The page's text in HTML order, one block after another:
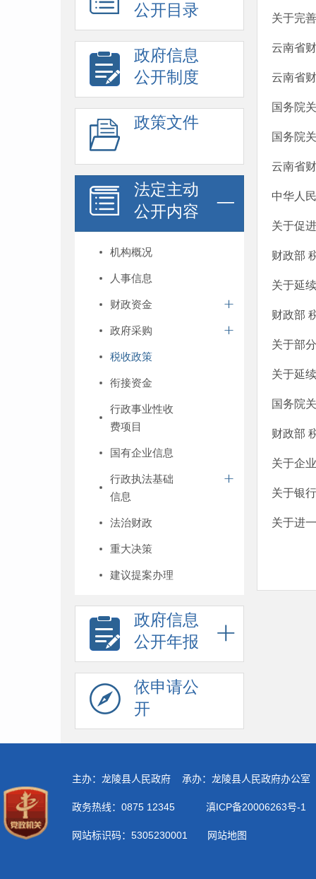
公开目录
政府信息
公开制度
政策文件
法定主动
公开内容
机构概况
人事信息
财政资金
政府采购
税收政策
衔接资金
行政事业性收
费项目
国有企业信息
行政执法基础
信息
法治财政
重大决策
建议提案办理
政府信息
公开年报
依申请公
开
关于完
云南省
云南省
国务院
国务院
云南省
中华人
关于促
财政部
关于延
财政部
关于部
关于延
国务院
财政部
关于企
关于银
关于进